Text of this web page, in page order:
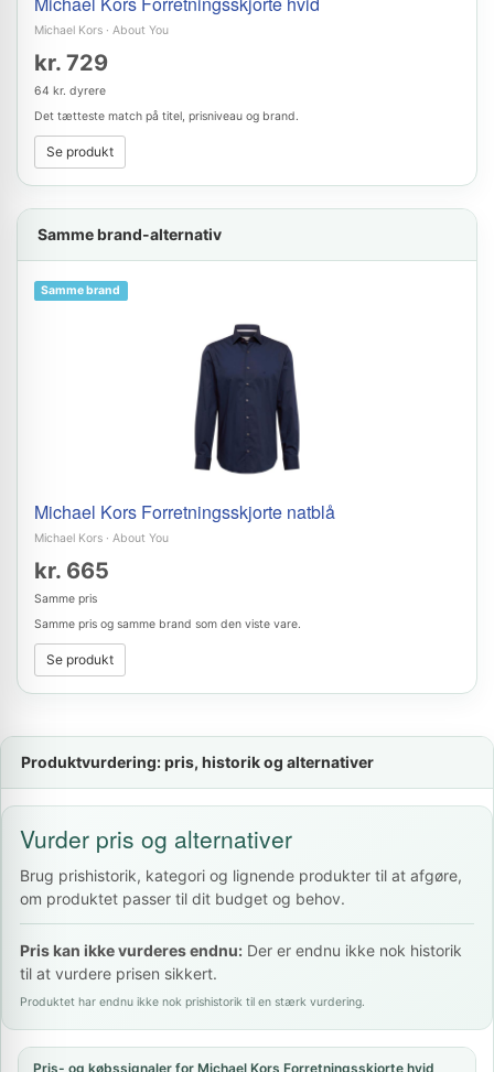
Michael Kors · About You
kr. 729
64 kr. dyrere
Det tætteste match på titel, prisniveau og brand.
Se produkt
Samme brand-alternativ
Samme brand
Michael Kors Forretningsskjorte natblå
Michael Kors · About You
kr. 665
Samme pris
Samme pris og samme brand som den viste vare.
Se produkt
Produktvurdering: pris, historik og alternativer
Vurder pris og alternativer
Brug prishistorik, kategori og lignende produkter til at afgøre,
om produktet passer til dit budget og behov.
Pris kan ikke vurderes endnu: Der er endnu ikke nok historik
til at vurdere prisen sikkert.
Produktet har endnu ikke nok prishistorik til en stærk vurdering.
Pris- og købssignaler for Michael Kors Forretningsskjorte hvid